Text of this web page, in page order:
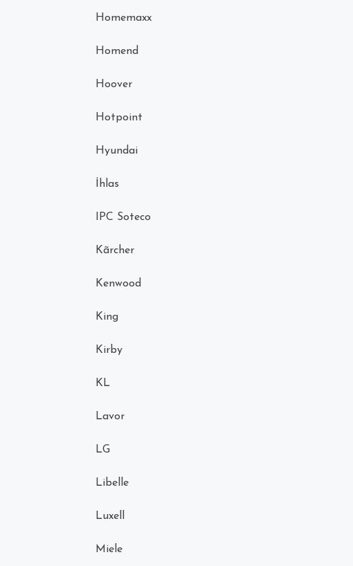
Homemaxx
Homend
Hoover
Hotpoint
Hyundai
İhlas
IPC Soteco
Kãrcher
Kenwood
King
Kirby
KL
Lavor
LG
Libelle
Luxell
Miele